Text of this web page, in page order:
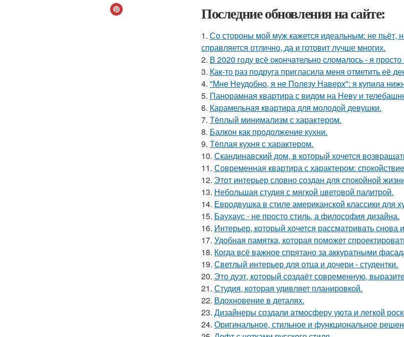
Последние обновления на сайте:
1. Со стороны мой муж кажется идеальным: не пьёт,
справляется отлично, да и готовит лучше многих.
2. В 2020 году всё окончательно сломалось - я
3. Как-то раз подруга пригласила меня отметить её
4. "Мне Неудобно, я не Полезу Наверх": я купила
5. Панорамная квартира с видом на Неву и
6. Карамельная квартира для молодой девушки.
7. Тёплый минимализм с характером.
8. Балкон как продолжение кухни.
9. Тёплая кухня с характером.
10. Скандинавский дом, в который хочется
11. Современная квартира с характером:
12. Этот интерьер словно создан для спокойной
13. Небольшая студия с мягкой цветовой палитрой.
14. Евродвушка в стиле американской классики для
15. Баухаус - не просто стиль, а философия дизайна.
16. Интерьер, который хочется рассматривать снова
17. Удобная памятка, которая поможет
18. Когда всё важное спрятано за аккуратными
19. Светлый интерьер для отца и дочери - студентки.
20. Это дуэт, который создаёт современную,
21. Студия, которая удивляет планировкой.
22. Вдохновение в деталях.
23. Дизайнеры создали атмосферу уюта и легкой
24. Оригинальное, стильное и функциональное